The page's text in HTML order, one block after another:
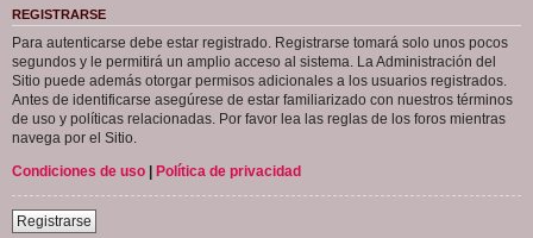
REGISTRARSE
Para autenticarse debe estar registrado. Registrarse tomará solo unos pocos
segundos y le permitirá un amplio acceso al sistema. La Administración del
Sitio puede además otorgar permisos adicionales a los usuarios registrados.
Antes de identificarse asegúrese de estar familiarizado con nuestros términos
de uso y políticas relacionadas. Por favor lea las reglas de los foros mientras
navega por el Sitio.
Condiciones de uso | Política de privacidad
Registrarse